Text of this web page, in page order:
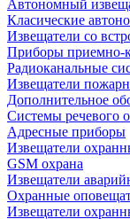
Автономный
Класические
Извещатели со
Приборы приемно-
Радиоканальные
Извещатели
Дополнительное
Системы речевого
Адресные приборы
Извещатели
GSM охрана
Извещатели
Охранные
Извещатели